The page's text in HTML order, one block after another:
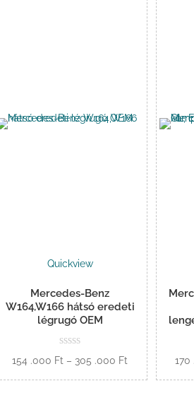
Quickview
Mercedes-Benz
W164,W166 hátsó eredeti
légrugó OEM
154 .000 Ft – 305 .000 Ft Ártartomány:
Opciók
170